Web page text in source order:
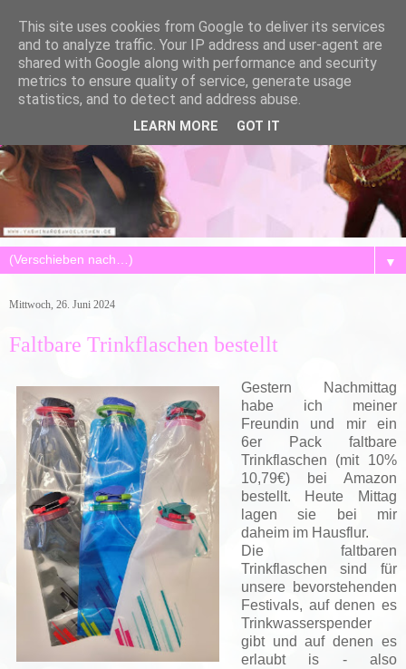
▼
Mittwoch, 26. Juni 2024
Faltbare Trinkflaschen bestellt
Gestern Nachmittag
habe ich meiner
Freundin und mir ein
6er Pack faltbare
Trinkflaschen (mit 10%
10,79€) bei Amazon
bestellt. Heute Mittag
lagen sie bei mir
daheim im Hausflur.
Die faltbaren
Trinkflaschen sind für
unsere bevorstehenden
Festivals, auf denen es
Trinkwasserspender
gibt und auf denen es
erlaubt is - also
This site uses cookies from Google to deliver its services
and to analyze traffic. Your IP address and user-agent are
shared with Google along with performance and security
metrics to ensure quality of service, generate usage
statistics, and to detect and address abuse.
LEARN MORE GOT IT